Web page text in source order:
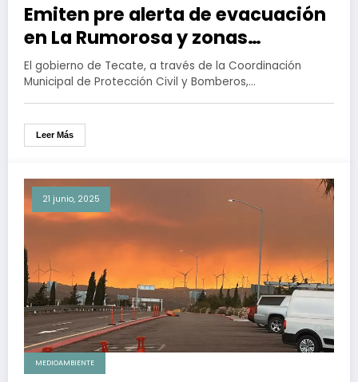
Emiten pre alerta de evacuación
en La Rumorosa y zonas
aledañas por incendio forestal
El gobierno de Tecate, a través de la Coordinación
Municipal de Protección Civil y Bomberos,…
Leer Más
21 junio, 2025
MEDIOAMBIENTE